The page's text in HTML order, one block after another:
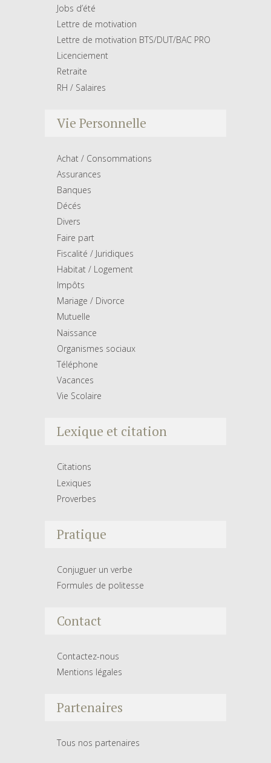
Jobs d’été
Lettre de motivation
Lettre de motivation BTS/DUT/BAC PRO
Licenciement
Retraite
RH / Salaires
Vie Personnelle
Achat / Consommations
Assurances
Banques
Décés
Divers
Faire part
Fiscalité / Juridiques
Habitat / Logement
Impôts
Mariage / Divorce
Mutuelle
Naissance
Organismes sociaux
Téléphone
Vacances
Vie Scolaire
Lexique et citation
Citations
Lexiques
Proverbes
Pratique
Conjuguer un verbe
Formules de politesse
Contact
Contactez-nous
Mentions légales
Partenaires
Tous nos partenaires